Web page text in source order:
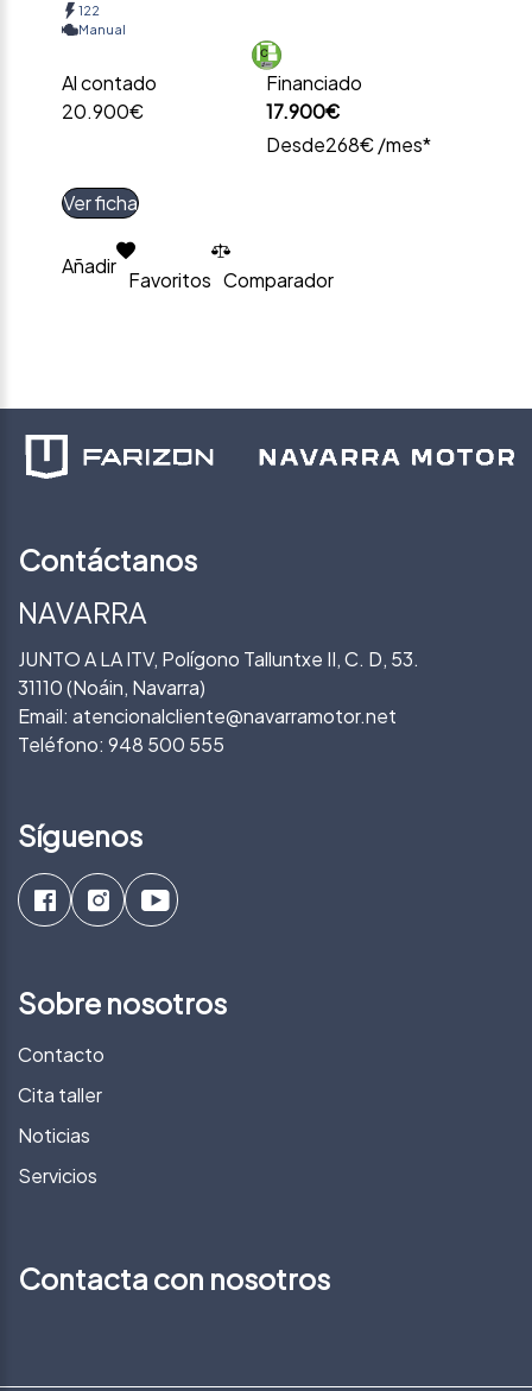
122
Manual
Al contado
20.900€
Financiado
17.900€
Desde268€ /mes*
Ver ficha
Añadir
Favoritos Comparador
Contáctanos
NAVARRA
JUNTO A LA ITV, Polígono Talluntxe II, C. D, 53.
31110 (Noáin, Navarra)
Email: atencionalcliente@navarramotor.net
Teléfono: 948 500 555
Síguenos
Sobre nosotros
Contacto
Cita taller
Noticias
Servicios
Contacta con nosotros